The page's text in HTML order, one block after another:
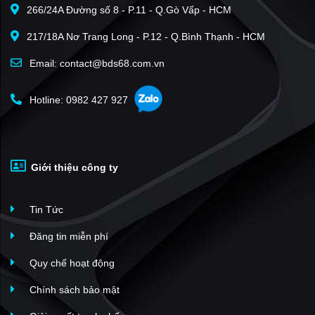
Grand Bay Halong Villas
The Sapphire Residence
(15)
Green Bay Towers
Lotus Residences (Vạn Liên)
Horizon Bay
New Life Tower
The Dragon Castle
Green Diamond
Khu đô thị Cao Xanh-Hà Khánh
The Ruby Hạ Long
266/24A Đường số 8 - P.11 - Q.Gò Vấp - HCM
217/18A Nơ Trang Long - P.12 - Q.Bình Thạnh - HCM
Email: contact@bds68.com.vn
Hotline: 0982 427 927
Giới thiệu công ty
Tin Tức
Đăng tin miễn phí
Quy chế hoạt động
Chính sách bảo mật